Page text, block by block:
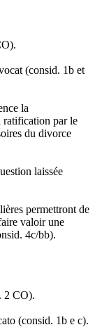
(consid. 1b et
la
ratification par le
du divorce
laissée
permettront de
valoir une
4c/bb).
2 CO).
(consid. 1b e c).